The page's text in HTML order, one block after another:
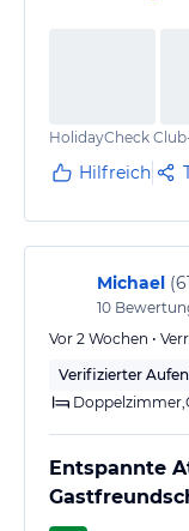
HolidayCheck
Hilfreich
Michael (
10
Vor 2 Wochen •
Verifizierter
Entspannte